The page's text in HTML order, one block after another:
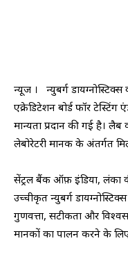
न्यूज । न्युबर्ग
एक्रेडिटेशन बोर्ड फॉर टेस्टिंग
मान्यता प्रदान की गई है।
लेबोरेटरी मानक के अंतर्गत
सेंट्रल बैंक ऑफ़ इंडिया, लंका
उच्चीकृत न्युबर्ग
गुणवत्ता, सटीकता और
मानकों का पालन करने के